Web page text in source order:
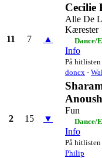
11 7 ▲
Cecilie
Alle De
Kærester
Dance/
Info
På hitlisten
doncx -
2 15 ▼
Fun
Dance/
Info
På hitlisten
Philip